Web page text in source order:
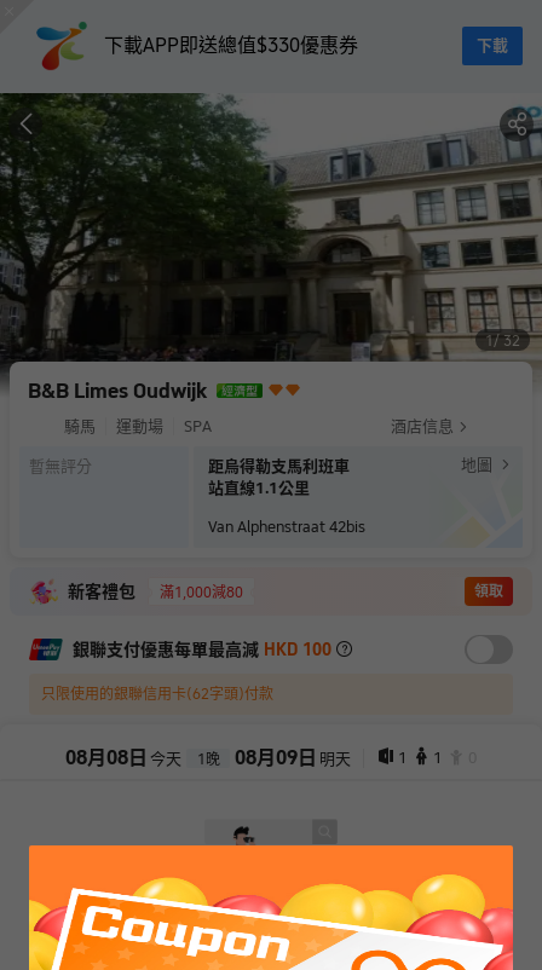
下載APP即送總值$330優惠券 下載
1 32
B&B Limes Oudwijk
騎馬 運動場 SPA 酒店信息
暫無評分
距烏得勒支馬利班車
站直線1.1公里
地圖
Van Alphenstraat 42bis
新客禮包 滿1,000減80 領取
銀聯支付優惠每單最高減 HKD 100
只限使用的銀聯信用卡(62字頭)付款
08月 08 日 今天 1 晚 08月 09 日 明天 1 1